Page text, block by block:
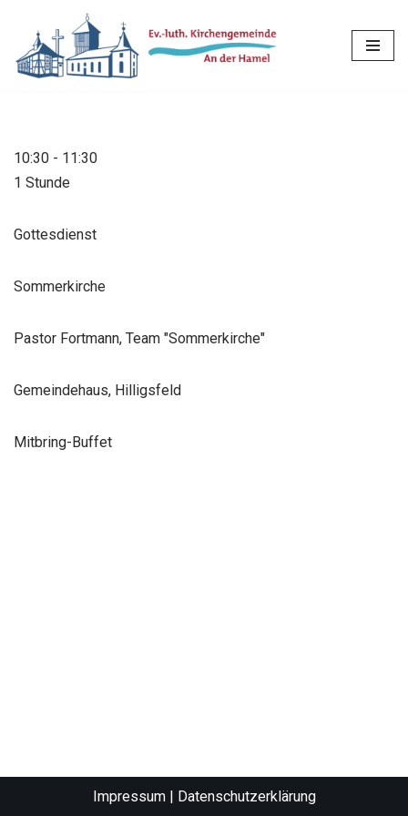
Zum
Inhalt
10:30 - 11:30
1 Stunde
Gottesdienst
Sommerkirche
Pastor Fortmann, Team "Sommerkirche"
Gemeindehaus, Hilligsfeld
Mitbring-Buffet
Impressum| Datenschutzerklärung